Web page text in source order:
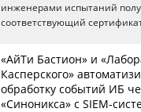
инженерами испытаний
соответствующий
«АйТи Бастион» и
Касперского»
обработку событий ИБ
«Синоникса» с SIEM-